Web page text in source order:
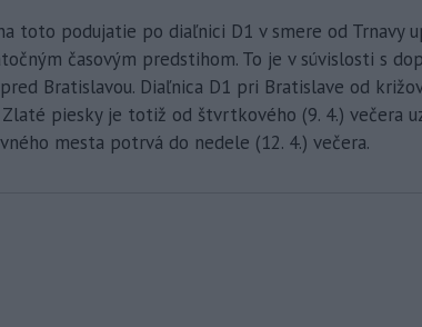
toto podujatie po diaľnici D1 v smere od Trnavy
časovým predstihom. To je v súvislosti s
Bratislavou. Diaľnica D1 pri Bratislave od
piesky je totiž od štvrtkového (9. 4.) večera
mesta potrvá do nedele (12. 4.) večera.